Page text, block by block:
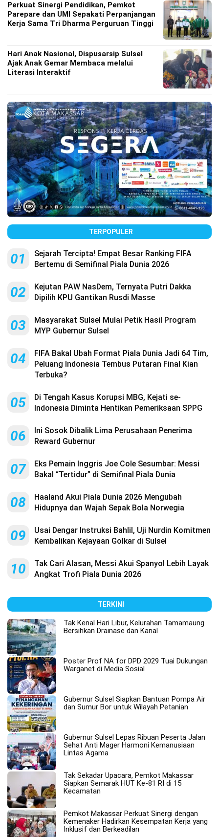
Perkuat Sinergi Pendidikan, Pemkot
Parepare dan UMI Sepakati Perpanjangan
Kerja Sama Tri Dharma Perguruan Tinggi
Hari Anak Nasional, Dispusarsip Sulsel
Ajak Anak Gemar Membaca melalui
Literasi Interaktif
TERPOPULER
01
Sejarah Tercipta! Empat Besar Ranking FIFA
Bertemu di Semifinal Piala Dunia 2026
02
Kejutan PAW NasDem, Ternyata Putri Dakka
Dipilih KPU Gantikan Rusdi Masse
03
Masyarakat Sulsel Mulai Petik Hasil Program
MYP Gubernur Sulsel
04
FIFA Bakal Ubah Format Piala Dunia Jadi 64 Tim,
Peluang Indonesia Tembus Putaran Final Kian
Terbuka?
05
Di Tengah Kasus Korupsi MBG, Kejati se-
Indonesia Diminta Hentikan Pemeriksaan SPPG
06
Ini Sosok Dibalik Lima Perusahaan Penerima
Reward Gubernur
07
Eks Pemain Inggris Joe Cole Sesumbar: Messi
Bakal “Tertidur” di Semifinal Piala Dunia
08
Haaland Akui Piala Dunia 2026 Mengubah
Hidupnya dan Wajah Sepak Bola Norwegia
09
Usai Dengar Instruksi Bahlil, Uji Nurdin Komitmen
Kembalikan Kejayaan Golkar di Sulsel
10
Tak Cari Alasan, Messi Akui Spanyol Lebih Layak
Angkat Trofi Piala Dunia 2026
TERKINI
Tak Kenal Hari Libur, Kelurahan Tamamaung
Bersihkan Drainase dan Kanal
Poster Prof NA for DPD 2029 Tuai Dukungan
Warganet di Media Sosial
Gubernur Sulsel Siapkan Bantuan Pompa Air
dan Sumur Bor untuk Wilayah Petanian
Gubernur Sulsel Lepas Ribuan Peserta Jalan
Sehat Anti Mager Harmoni Kemanusiaan
Lintas Agama
Tak Sekadar Upacara, Pemkot Makassar
Siapkan Semarak HUT Ke-81 RI di 15
Kecamatan
Pemkot Makassar Perkuat Sinergi dengan
Kemenaker Hadirkan Kesempatan Kerja yang
Inklusif dan Berkeadilan